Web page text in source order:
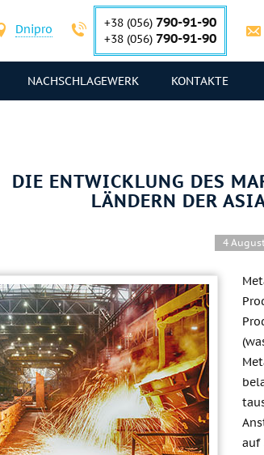
Dnipro +38 (056) 790-91-90
+38 (056) 790-91-90
NACHSCHLAGEWERK KONTAKTE
DIE ENTWICKLUNG DES
LÄNDERN DER
4
auf